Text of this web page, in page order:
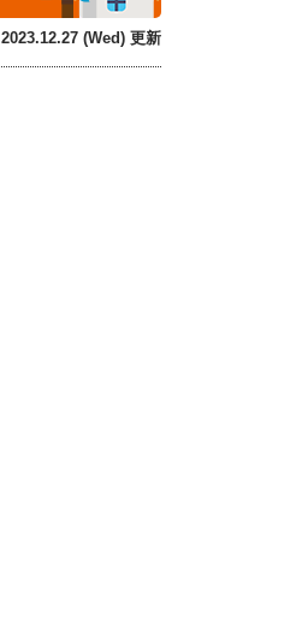
2023.12.27 (Wed) 更新